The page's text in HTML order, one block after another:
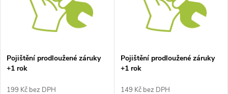
p
s
p
Pojištění prodloužené záruky
+1 rok
199 Kč bez DPH
Pojištění prodloužené záruky
+1 rok
149 Kč bez DPH